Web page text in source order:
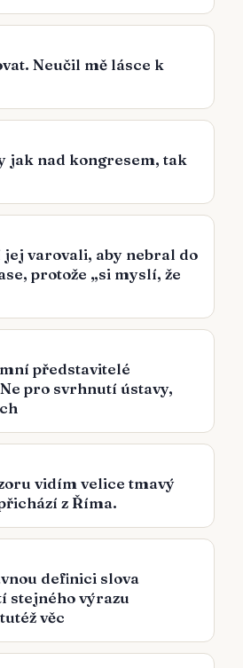
Neučil mě lásce k
jak nad kongresem, tak
varovali, aby nebral do
protože „si myslí, že
představitelé
pro svrhnutí ústavy,
vidím velice tmavý
z Říma.
definici slova
stejného výrazu
věc